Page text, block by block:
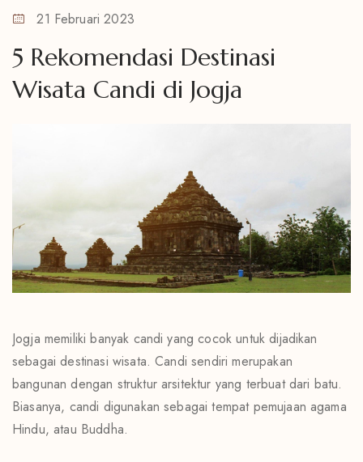
21 Februari 2023
5 Rekomendasi Destinasi
Wisata Candi di Jogja
Jogja memiliki banyak candi yang cocok untuk dijadikan
sebagai destinasi wisata. Candi sendiri merupakan
bangunan dengan struktur arsitektur yang terbuat dari batu.
Biasanya, candi digunakan sebagai tempat pemujaan agama
Hindu, atau Buddha.